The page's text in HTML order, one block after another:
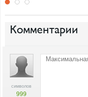
Комментарии
символов
999